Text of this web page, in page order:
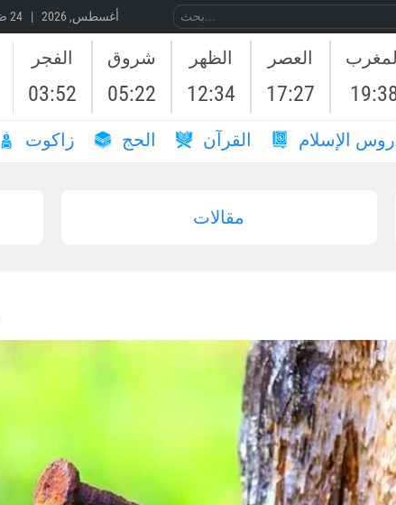
07 أغسطس, 2026 | 24 صَفَر, 1448
الفجر
03:52
شروق
05:22
الظهر
12:34
العصر
17:27
زاكوت الحج القرآن الإسلام
مقالات